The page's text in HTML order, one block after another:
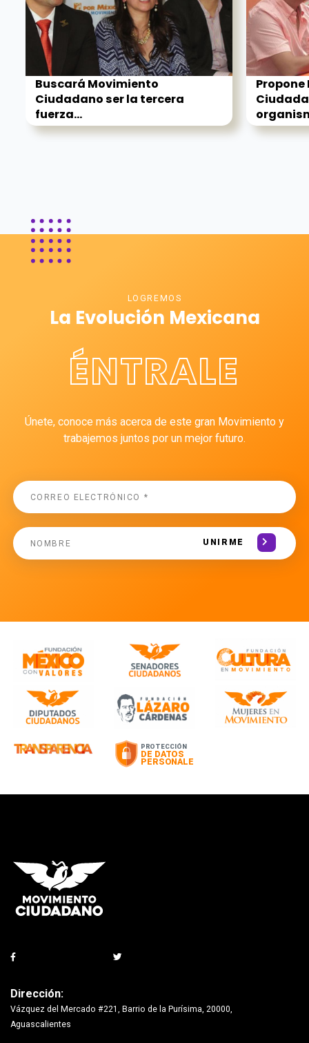
Buscará Movimiento
Ciudadano ser la tercera
fuerza...
LOGREMOS
La Evolución Mexicana
ÉNTRALE
Únete, conoce más acerca de este gran Movimiento y
trabajemos juntos por un mejor futuro.
UNIRME
Dirección:
Vázquez del Mercado #221, Barrio de la Purísima, 20000,
Aguascalientes